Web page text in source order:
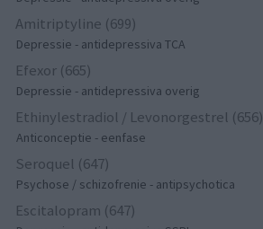
Amitriptyline (699)
Depressie - antidepressiva TCA
Efexor (665)
Depressie - antidepressiva overig
Ethinylestradiol / Levonorgestrel (656)
Anticonceptie - eenfase
Seroquel (647)
Psychose / schizofrenie - antipsychotica
Escitalopram (647)